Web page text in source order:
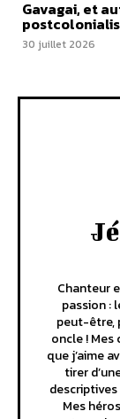
Gavagai, et
30 juillet 2026
Chanteur
passion :
peut-être,
oncle !
que j’aime
tirer
Mes